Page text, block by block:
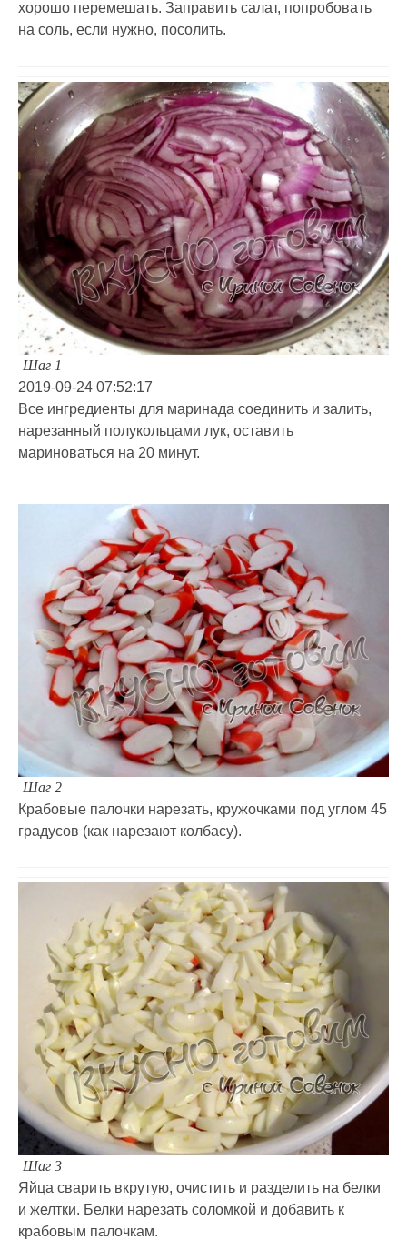
хорошо перемешать. Заправить салат, попробовать
на соль, если нужно, посолить.
Шаг 1
2019-09-24 07:52:17
Все ингредиенты для маринада соединить и залить,
нарезанный полукольцами лук, оставить
мариноваться на 20 минут.
Шаг 2
Крабовые палочки нарезать, кружочками под углом 45
градусов (как нарезают колбасу).
Шаг 3
Яйца сварить вкрутую, очистить и разделить на белки
и желтки. Белки нарезать соломкой и добавить к
крабовым палочкам.